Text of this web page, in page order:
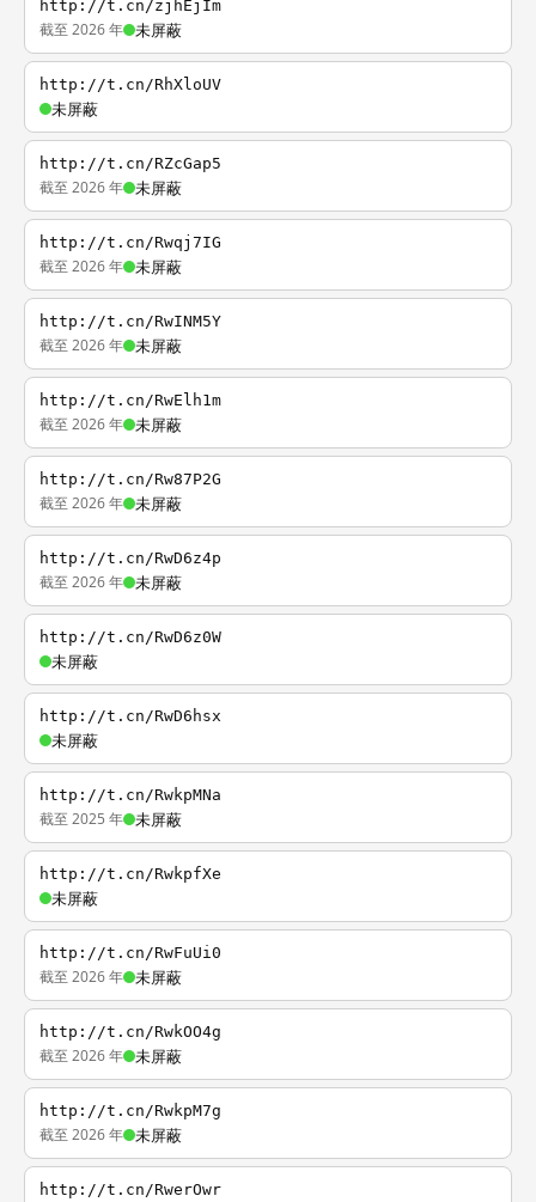
http://t.cn/zjhEjIm
截至 2026 年 未屏蔽
http://t.cn/RhXloUV
未屏蔽
http://t.cn/RZcGap5
截至 2026 年 未屏蔽
http://t.cn/Rwqj7IG
截至 2026 年 未屏蔽
http://t.cn/RwINM5Y
截至 2026 年 未屏蔽
http://t.cn/RwElh1m
截至 2026 年 未屏蔽
http://t.cn/Rw87P2G
截至 2026 年 未屏蔽
http://t.cn/RwD6z4p
截至 2026 年 未屏蔽
http://t.cn/RwD6z0W
未屏蔽
http://t.cn/RwD6hsx
未屏蔽
http://t.cn/RwkpMNa
截至 2025 年 未屏蔽
http://t.cn/RwkpfXe
未屏蔽
http://t.cn/RwFuUi0
截至 2026 年 未屏蔽
http://t.cn/RwkOO4g
截至 2026 年 未屏蔽
http://t.cn/RwkpM7g
截至 2026 年 未屏蔽
http://t.cn/RwerOwr